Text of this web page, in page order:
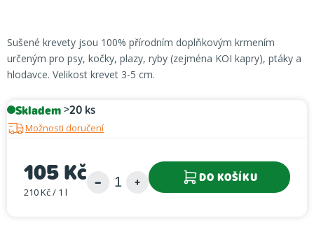
Sušené krevety jsou 100% přírodním doplňkovým krmením
určeným pro psy, kočky, plazy, ryby (zejména KOI kapry), ptáky a
hlodavce. Velikost krevet 3-5 cm.
Skladem>20 ks
Možnosti doručení
105 Kč
Měrná cena:
210 Kč / 1 l
DO KOŠÍKU